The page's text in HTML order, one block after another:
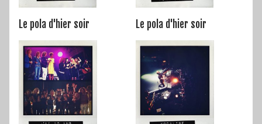
Le pola d'hier soir Le pola d'hier soir